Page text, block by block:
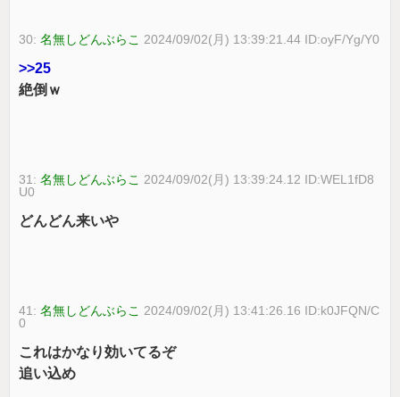
30:名無しどんぶらこ 2024/09/02(月) 13:39:21.44 ID:oyF/Yg/Y0
>>25
絶倒ｗ
31:名無しどんぶらこ 2024/09/02(月) 13:39:24.12 ID:WEL1fD8
U0
どんどん来いや
41:名無しどんぶらこ 2024/09/02(月) 13:41:26.16 ID:k0JFQN/C
0
これはかなり効いてるぞ
追い込め